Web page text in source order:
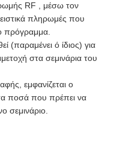
RF , μέσω τον
πληρωμές που
πρόγραμμα.
(παραμένει ό ίδιος) για
στα σεμινάρια του
εμφανίζεται ο
ποσά που πρέπει να
σεμινάριο.